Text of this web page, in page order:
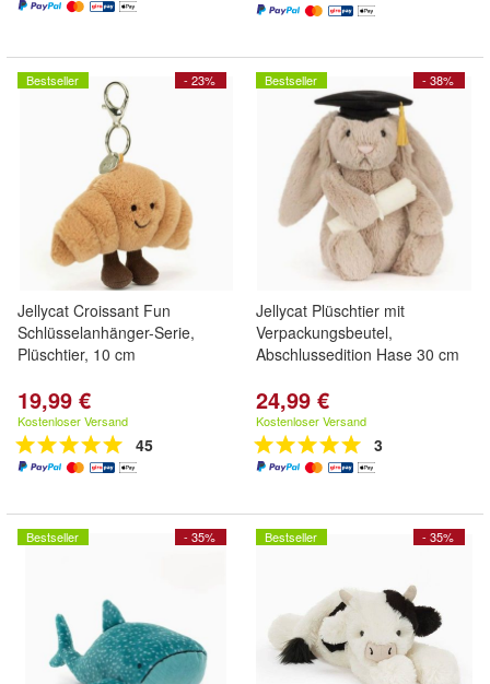
- 23%
Bestseller
Jellycat Croissant Fun
Schlüsselanhänger-Serie,
Plüschtier, 10 cm
19,99 €
Kostenloser Versand
45
- 38%
Bestseller
Jellycat Plüschtier mit
Verpackungsbeutel,
Abschlussedition Hase 30 cm
24,99 €
Kostenloser Versand
3
- 35%
Bestseller - 35%
Bestseller